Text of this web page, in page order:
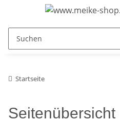
Startseite
Seitenübersicht